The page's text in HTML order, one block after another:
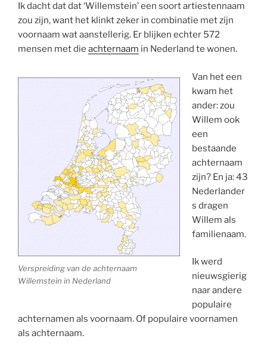
Ik dacht dat dat ‘Willemstein’ een soort artiestennaam
zou zijn, want het klinkt zeker in combinatie met zijn
voornaam wat aanstellerig. Er blijken echter 572
mensen met die achternaam in Nederland te wonen.
Verspreiding van de achternaam
Willemstein in Nederland
Van het een
kwam het
ander: zou
Willem ook
een
bestaande
achternaam
zijn? En ja: 43
Nederlander
s dragen
Willem als
familienaam.
Ik werd
nieuwsgierig
naar andere
populaire
achternamen als voornaam. Of populaire voornamen
als achternaam.